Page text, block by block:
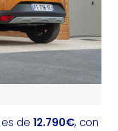
de 12.790€, con